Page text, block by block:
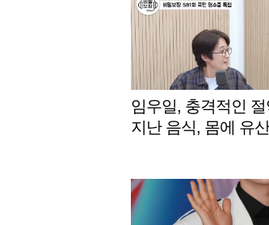
임우일, 충격적인
지난 음식, 몸에 유